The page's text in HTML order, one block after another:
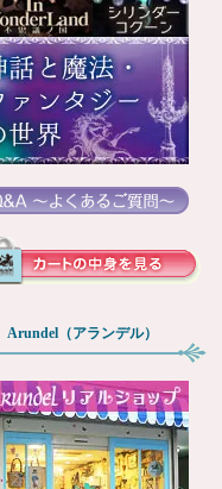
Arundel（アランデル）